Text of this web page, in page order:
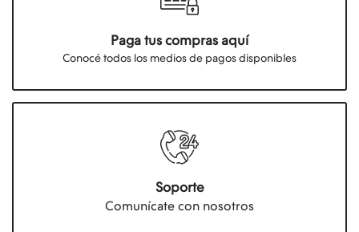
Paga tus compras aquí
Conocé todos los medios de pagos disponibles
Soporte
Comunícate con nosotros